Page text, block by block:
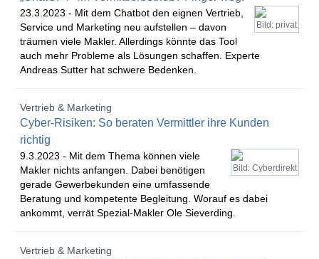
Bild: privat
23.3.2023 - Mit dem Chatbot den eignen Vertrieb,
Service und Marketing neu aufstellen – davon
träumen viele Makler. Allerdings könnte das Tool
auch mehr Probleme als Lösungen schaffen. Experte
Andreas Sutter hat schwere Bedenken.
Vertrieb & Marketing
Cyber-Risiken: So beraten Vermittler ihre Kunden
richtig
Bild: Cyberdirekt
9.3.2023 - Mit dem Thema können viele
Makler nichts anfangen. Dabei benötigen
gerade Gewerbekunden eine umfassende
Beratung und kompetente Begleitung. Worauf es dabei
ankommt, verrät Spezial-Makler Ole Sieverding.
Vertrieb & Marketing